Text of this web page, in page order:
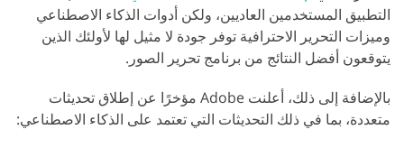
التطبيق المستخدمين العاديين، ولكن أدوات الذكاء الاصطناعي
وميزات التحرير الاحترافية توفر جودة لا مثيل لها لأولئك الذين
يتوقعون أفضل النتائج من برنامج تحرير الصور.
بالإضافة إلى ذلك، أعلنت Adobe مؤخرًا عن إطلاق تحديثات
متعددة، بما في ذلك التحديثات التي تعتمد على الذكاء الاصطناعي: